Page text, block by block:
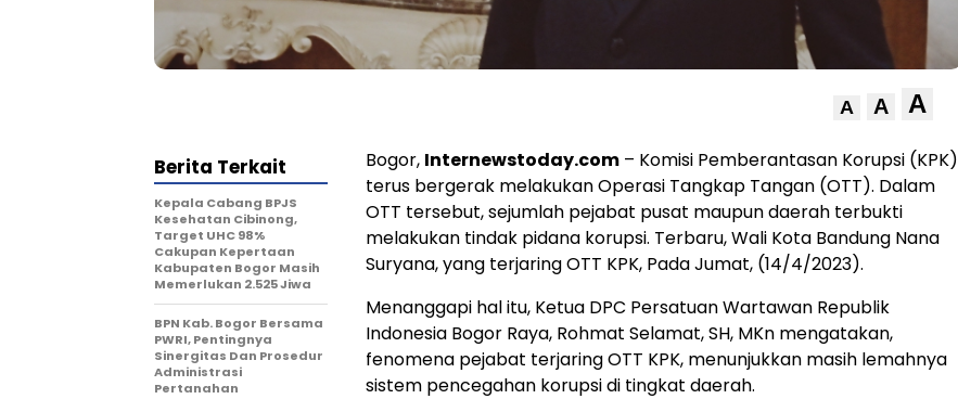
A A A
Bogor, Internewstoday.com – Komisi Pemberantasan Korupsi (KPK)
terus bergerak melakukan Operasi Tangkap Tangan (OTT). Dalam
OTT tersebut, sejumlah pejabat pusat maupun daerah terbukti
melakukan tindak pidana korupsi. Terbaru, Wali Kota Bandung Nana
Suryana, yang terjaring OTT KPK, Pada Jumat, (14/4/2023).
Menanggapi hal itu, Ketua DPC Persatuan Wartawan Republik
Indonesia Bogor Raya, Rohmat Selamat, SH, MKn mengatakan,
fenomena pejabat terjaring OTT KPK, menunjukkan masih lemahnya
sistem pencegahan korupsi di tingkat daerah.
Berita Terkait
Kepala Cabang BPJS
Kesehatan Cibinong,
Target UHC 98%
Cakupan Kepertaan
Kabupaten Bogor Masih
Memerlukan 2.525 Jiwa
BPN Kab. Bogor Bersama
PWRI, Pentingnya
Sinergitas Dan Prosedur
Administrasi
Pertanahan